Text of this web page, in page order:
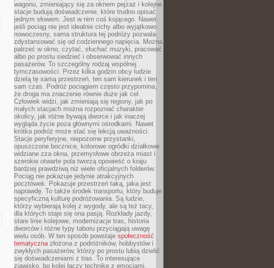
wagonu, zmieniający się za oknem pejzaż i kolejne
stacje budują doświadczenie, które trudno opisać
jednym słowem. Jest w nim coś kojącego. Nawet
jeśli pociąg nie jest idealnie cichy albo wyjątkowo
nowoczesny, sama struktura tej podróży pozwala
zdystansować się od codziennego napięcia. Można
patrzeć w okno, czytać, słuchać muzyki, pracować
albo po prostu siedzieć i obserwować innych
pasażerów. To szczególny rodzaj wspólnej
tymczasowości. Przez kilka godzin obcy ludzie
dzielą tę samą przestrzeń, ten sam kierunek i ten
sam czas. Podróż pociągiem często przypomina,
że droga ma znaczenie równie duże jak cel.
Człowiek widzi, jak zmieniają się regiony, jak po
małych stacjach można rozpoznać charakter
okolicy, jak różne bywają dworce i jak inaczej
wygląda życie poza głównymi ośrodkami. Nawet
krótka podróż może stać się lekcją uważności.
Stacje peryferyjne, niepozorne przystanki,
opuszczone bocznice, kolorowe ogródki działkowe
widziane zza okna, przemysłowe obrzeża miast i
szerokie otwarte pola tworzą opowieść o kraju
bardziej prawdziwą niż wiele oficjalnych folderów.
Pociąg nie pokazuje jedynie atrakcyjnych
pocztówek. Pokazuje przestrzeń taką, jaka jest
naprawdę. To także środek transportu, który buduje
specyficzną kulturę podróżowania. Są ludzie,
którzy wybierają kolej z wygody, ale są też tacy,
dla których staje się ona pasją. Rozkłady jazdy,
stare linie kolejowe, modernizacje tras, historia
dworców i różne typy taboru przyciągają uwagę
wielu osób. W ten sposób powstaje społeczność
tematycznazłożona z podróżników, hobbystów i
zwykłych pasażerów, którzy po prostu lubią dzielić
się doświadczeniami z tras. To interesujące
zjawisko, bo kolej łączy technikę z emocjami.